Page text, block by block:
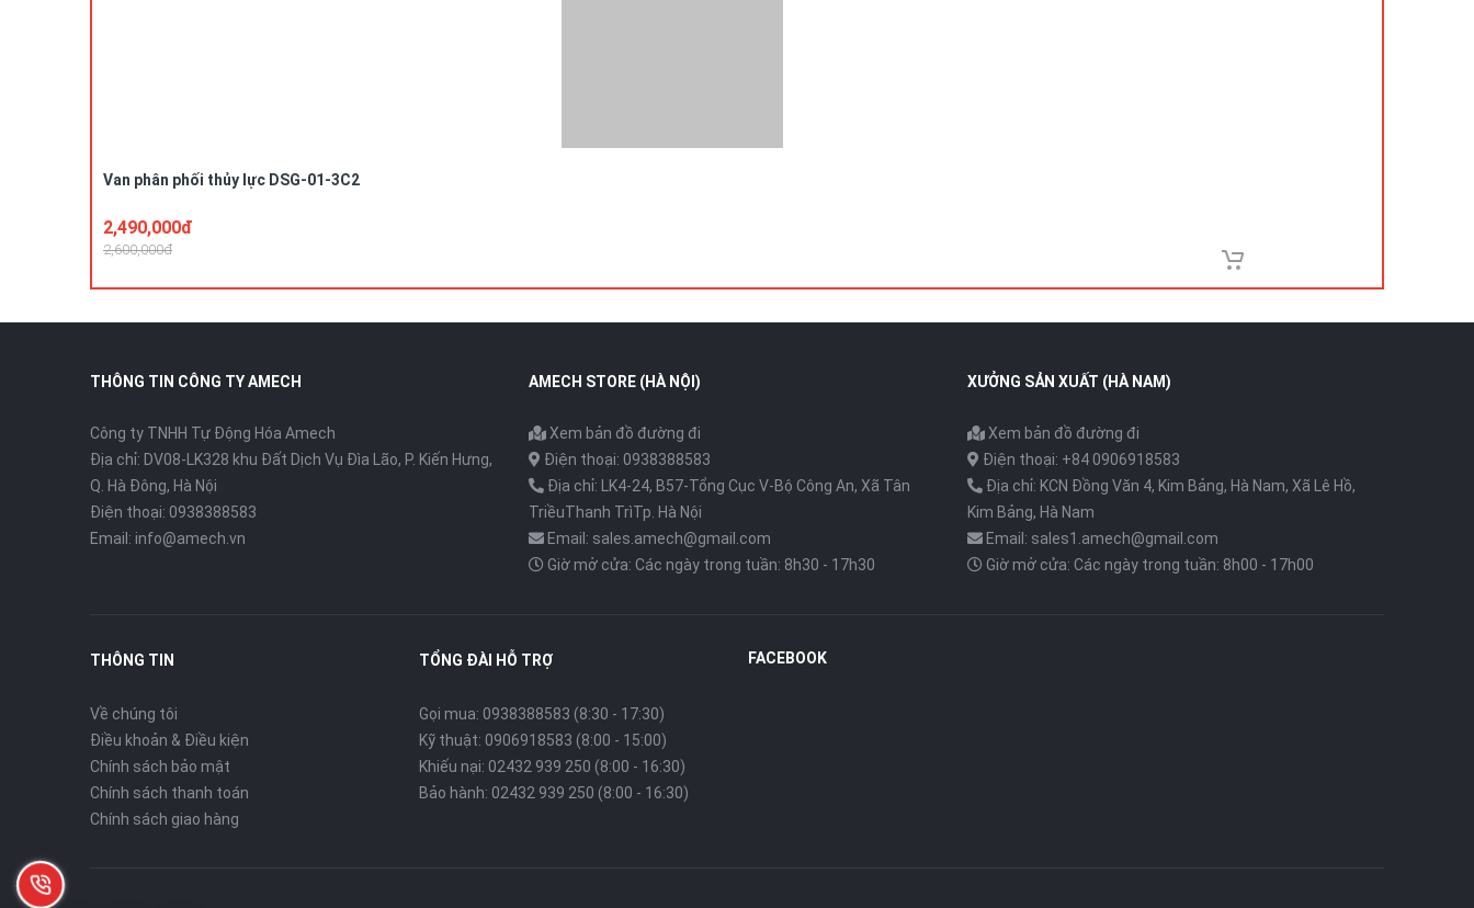
Van phân phối thủy lực DSG-01-3C2
2,490,000đ
2,600,000đ
THÔNG TIN CÔNG TY AMECH
Công ty TNHH Tự Động Hóa Amech
Địa chỉ: DV08-LK328 khu Đất Dịch Vụ Đìa Lão, P. Kiến Hưng,
Q. Hà Đông, Hà Nội
Điện thoại: 0938388583
Email: info@amech.vn
AMECH STORE (HÀ NỘI)
Xem bản đồ đường đi
Điện thoại: 0938388583
Địa chỉ: LK4-24, B57-Tổng Cục V-Bộ Công An, Xã Tân
TriềuThanh TrìTp. Hà Nội
Email: sales.amech@gmail.com
Giờ mở cửa: Các ngày trong tuần: 8h30 - 17h30
XƯỞNG SẢN XUẤT (HÀ NAM)
Xem bản đồ đường đi
Điện thoại: +84 0906918583
Địa chỉ: KCN Đồng Văn 4, Kim Bảng, Hà Nam, Xã Lê Hồ,
Kim Bảng, Hà Nam
Email: sales1.amech@gmail.com
Giờ mở cửa: Các ngày trong tuần: 8h00 - 17h00
THÔNG TIN
Về chúng tôi
Điều khoản & Điều kiện
Chính sách bảo mật
Chính sách thanh toán
Chính sách giao hàng
TỔNG ĐÀI HỖ TRỢ
Gọi mua: 0938388583 (8:30 - 17:30)
Kỹ thuật: 0906918583 (8:00 - 15:00)
Khiếu nại: 02432 939 250 (8:00 - 16:30)
Bảo hành: 02432 939 250 (8:00 - 16:30)
FACEBOOK